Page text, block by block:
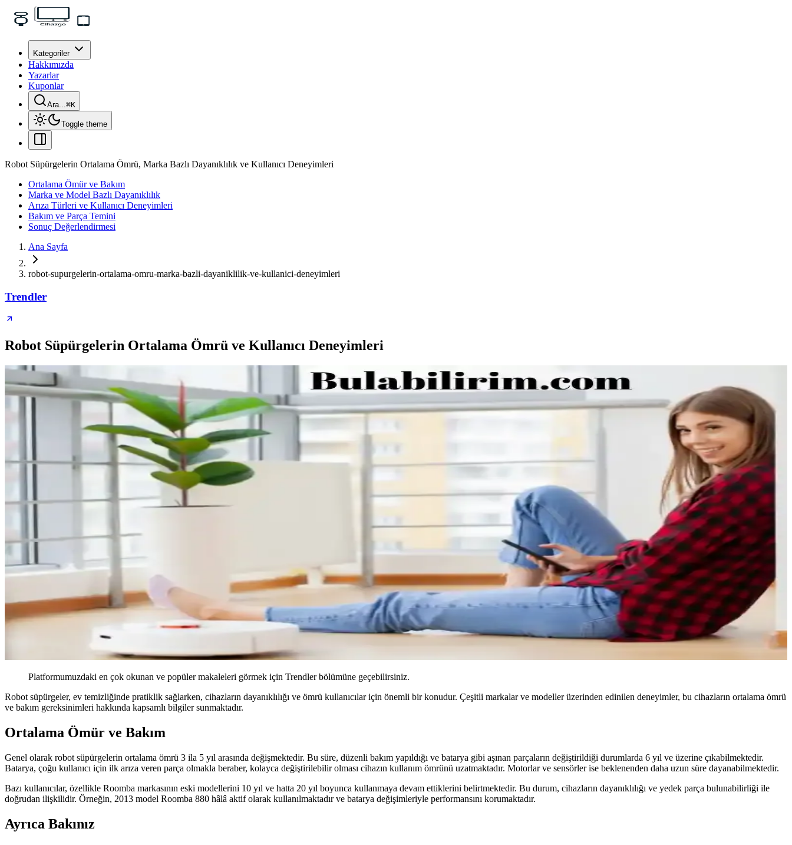
Kategoriler
Hakkımızda
Yazarlar
Kuponlar
Ara...⌘K
Toggle theme
Robot Süpürgelerin Ortalama Ömrü, Marka Bazlı Dayanıklılık ve Kullanıcı Deneyimleri
Ortalama Ömür ve Bakım
Marka ve Model Bazlı Dayanıklılık
Arıza Türleri ve Kullanıcı Deneyimleri
Bakım ve Parça Temini
Sonuç Değerlendirmesi
Ana Sayfa
robot-supurgelerin-ortalama-omru-marka-bazli-dayaniklilik-ve-kullanici-deneyimleri
Trendler
Robot Süpürgelerin Ortalama Ömrü ve Kullanıcı Deneyimleri
Platformumuzdaki en çok okunan ve popüler makaleleri görmek için Trendler bölümüne geçebilirsiniz.
Robot süpürgeler, ev temizliğinde pratiklik sağlarken, cihazların dayanıklılığı ve ömrü kullanıcılar için önemli bir konudur. Çeşitli markalar ve modeller üzerinden edinilen deneyimler, bu cihazların ortalama ömrü
ve bakım gereksinimleri hakkında kapsamlı bilgiler sunmaktadır.
Ortalama Ömür ve Bakım
Genel olarak robot süpürgelerin ortalama ömrü 3 ila 5 yıl arasında değişmektedir. Bu süre, düzenli bakım yapıldığı ve batarya gibi aşınan parçaların değiştirildiği durumlarda 6 yıl ve üzerine çıkabilmektedir.
Batarya, çoğu kullanıcı için ilk arıza veren parça olmakla beraber, kolayca değiştirilebilir olması cihazın kullanım ömrünü uzatmaktadır. Motorlar ve sensörler ise beklenenden daha uzun süre dayanabilmektedir.
Bazı kullanıcılar, özellikle Roomba markasının eski modellerini 10 yıl ve hatta 20 yıl boyunca kullanmaya devam ettiklerini belirtmektedir. Bu durum, cihazların dayanıklılığı ve yedek parça bulunabilirliği ile
doğrudan ilişkilidir. Örneğin, 2013 model Roomba 880 hâlâ aktif olarak kullanılmaktadır ve batarya değişimleriyle performansını korumaktadır.
Ayrıca Bakınız